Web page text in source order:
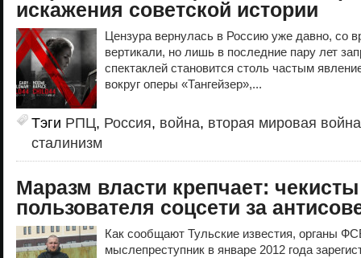
искажения советской истории
Цензура вернулась в Россию уже давно, со
вертикали, но лишь в последние пару лет
спектаклей становится столь частым
вокруг оперы «Тангейзер»,...
Тэги РПЦ, Россия, война, вторая мировая война
сталинизм
Маразм власти крепчает:
пользователя соцсети за
Как сообщают Тульские известия, органы
мыслепреступник в январе 2012 года